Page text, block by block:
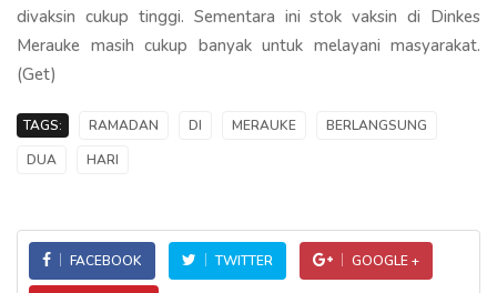
divaksin cukup tinggi. Sementara ini stok vaksin di Dinkes
Merauke masih cukup banyak untuk melayani masyarakat.
(Get)
TAGS: RAMADAN DI MERAUKE
BERLANGSUNG
DUA
HARI
FACEBOOK TWITTER GOOGLE +